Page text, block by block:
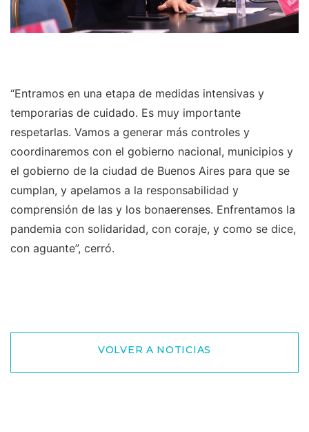
“Entramos en una etapa de medidas intensivas y
temporarias de cuidado. Es muy importante
respetarlas. Vamos a generar más controles y
coordinaremos con el gobierno nacional, municipios y
el gobierno de la ciudad de Buenos Aires para que se
cumplan, y apelamos a la responsabilidad y
comprensión de las y los bonaerenses. Enfrentamos la
pandemia con solidaridad, con coraje, y como se dice,
con aguante”, cerró.
VOLVER A NOTICIAS